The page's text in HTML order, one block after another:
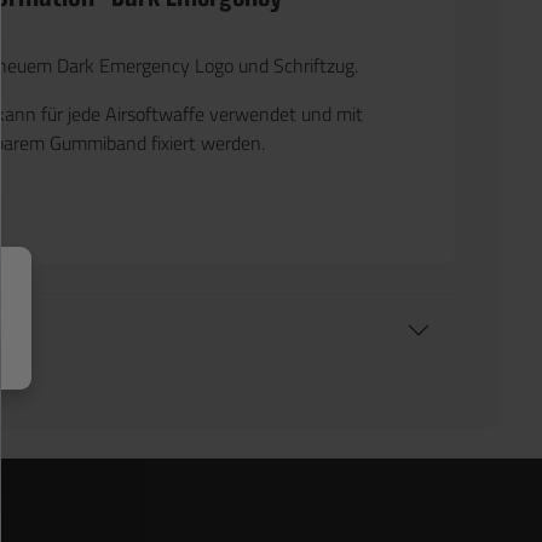
Dark Emergency Logo und Schriftzug.
kann für jede Airsoftwaffe verwendet und mit
Gummiband fixiert werden.